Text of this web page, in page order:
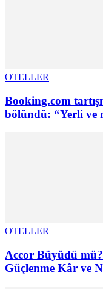
OTELLER
Booking.com
bölündü: “Yerli ve
OTELLER
Accor Büyüdü mü?
Güçlenme Kâr ve